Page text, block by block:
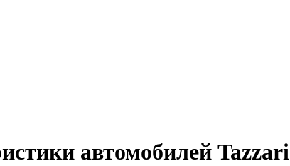
автомобилей Tazzari